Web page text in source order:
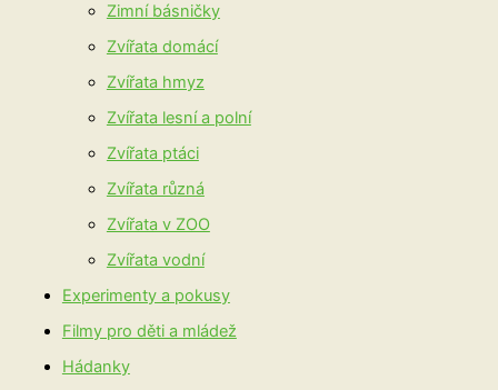
Zimní básničky
Zvířata domácí
Zvířata hmyz
Zvířata lesní a polní
Zvířata ptáci
Zvířata různá
Zvířata v ZOO
Zvířata vodní
Experimenty a pokusy
Filmy pro děti a mládež
Hádanky